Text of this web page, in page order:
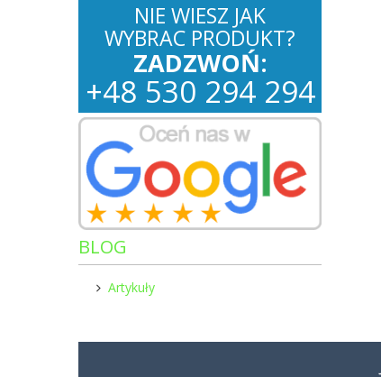
NIE WIESZ JAK
WYBRAC PRODUKT?
ZADZWOŃ:
+48 530 294 294
BLOG
Artykuły